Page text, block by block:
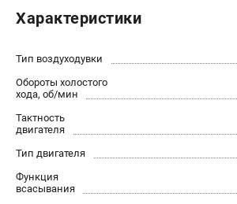
Новости
Способы оплаты
КАТАЛОГ
Аккумуляторная техника
Генераторы электричества
Характеристики
Тип воздуходувки
Обороты холостого
хода, об/мин
Тактность
двигателя
Тип двигателя
Функция
всасывания